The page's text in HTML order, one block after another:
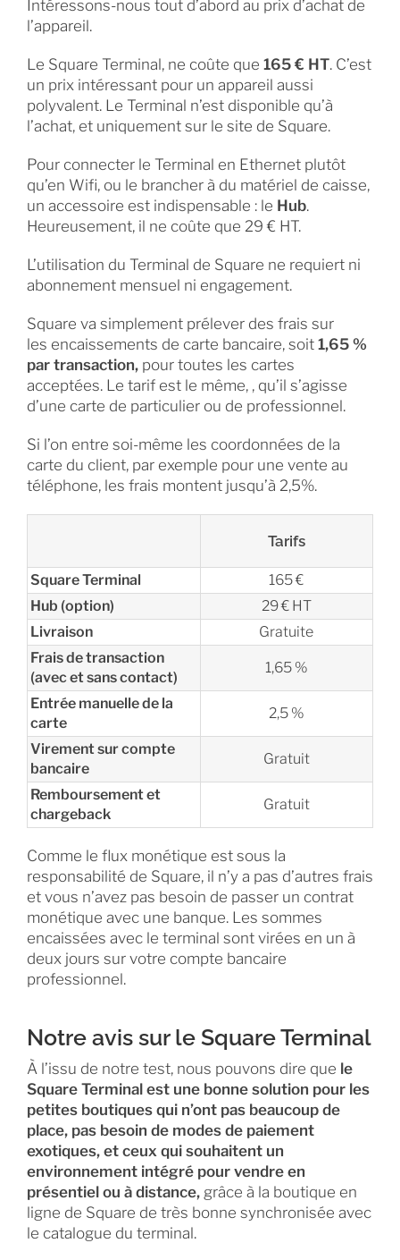
Intéressons-nous tout d’abord au prix d’achat de
l’appareil.
Le Square Terminal, ne coûte que 165 € HT. C’est
un prix intéressant pour un appareil aussi
polyvalent. Le Terminal n’est disponible qu’à
l’achat, et uniquement sur le site de Square.
Pour connecter le Terminal en Ethernet plutôt
qu’en Wifi, ou le brancher à du matériel de caisse,
un accessoire est indispensable : le Hub.
Heureusement, il ne coûte que 29 € HT.
L’utilisation du Terminal de Square ne requiert ni
abonnement mensuel ni engagement.
Square va simplement prélever des frais sur
les encaissements de carte bancaire, soit 1,65 %
par transaction, pour toutes les cartes
acceptées. Le tarif est le même, , qu’il s’agisse
d’une carte de particulier ou de professionnel.
Si l’on entre soi-même les coordonnées de la
carte du client, par exemple pour une vente au
téléphone, les frais montent jusqu’à 2,5%.
Tarifs
Square Terminal
165 €
Hub (option)
29 € HT
Livraison
Gratuite
Frais de transaction
(avec et sans contact)
1,65 %
Entrée manuelle de la
carte
2,5 %
Virement sur compte
bancaire
Gratuit
Remboursement et
chargeback
Gratuit
Comme le flux monétique est sous la
responsabilité de Square, il n’y a pas d’autres frais
et vous n’avez pas besoin de passer un contrat
monétique avec une banque. Les sommes
encaissées avec le terminal sont virées en un à
deux jours sur votre compte bancaire
professionnel.
Notre avis sur le Square Terminal
À l’issu de notre test, nous pouvons dire que le
Square Terminal est une bonne solution pour les
petites boutiques qui n’ont pas beaucoup de
place, pas besoin de modes de paiement
exotiques, et ceux qui souhaitent un
environnement intégré pour vendre en
présentiel ou à distance, grâce à la boutique en
ligne de Square de très bonne synchronisée avec
le catalogue du terminal.